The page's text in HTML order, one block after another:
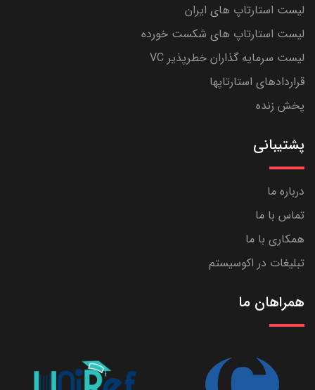
لیست استارتاپ های ایران
لیست استارتاپ های شکست خورده
لیست سرمایه گذاران خطرپذیر VC
قراردادهای استارتاپها
پخش زنده
پشتیبانی
درباره ما
تماس با ما
همکاری با ما
تبلیغات در اکوسیستم
همراهان ما